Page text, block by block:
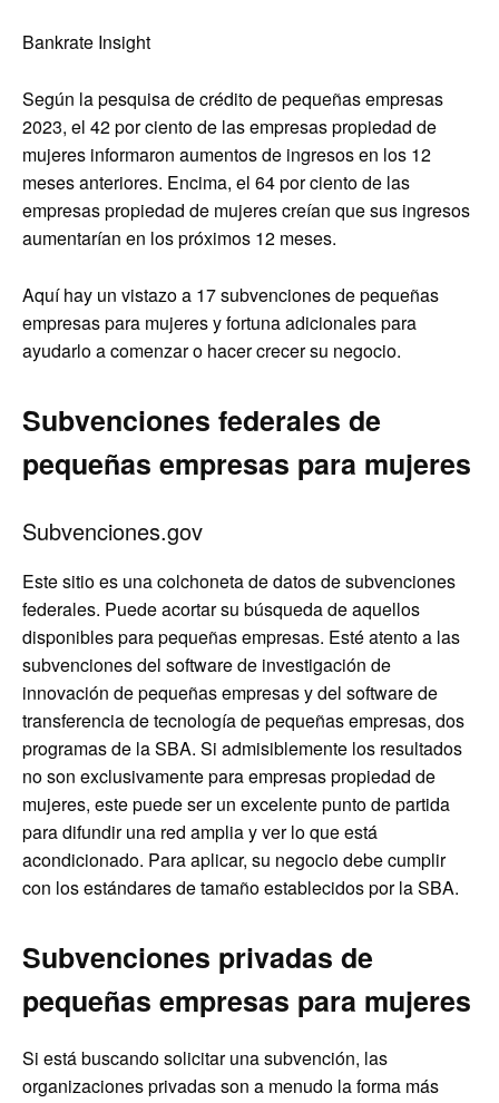
Bankrate Insight
Según la pesquisa de crédito de pequeñas empresas
2023, el 42 por ciento de las empresas propiedad de
mujeres informaron aumentos de ingresos en los 12
meses anteriores. Encima, el 64 por ciento de las
empresas propiedad de mujeres creían que sus ingresos
aumentarían en los próximos 12 meses.
Aquí hay un vistazo a 17 subvenciones de pequeñas
empresas para mujeres y fortuna adicionales para
ayudarlo a comenzar o hacer crecer su negocio.
Subvenciones federales de
pequeñas empresas para mujeres
Subvenciones.gov
Este sitio es una colchoneta de datos de subvenciones
federales. Puede acortar su búsqueda de aquellos
disponibles para pequeñas empresas. Esté atento a las
subvenciones del software de investigación de
innovación de pequeñas empresas y del software de
transferencia de tecnología de pequeñas empresas, dos
programas de la SBA. Si admisiblemente los resultados
no son exclusivamente para empresas propiedad de
mujeres, este puede ser un excelente punto de partida
para difundir una red amplia y ver lo que está
acondicionado. Para aplicar, su negocio debe cumplir
con los estándares de tamaño establecidos por la SBA.
Subvenciones privadas de
pequeñas empresas para mujeres
Si está buscando solicitar una subvención, las
organizaciones privadas son a menudo la forma más